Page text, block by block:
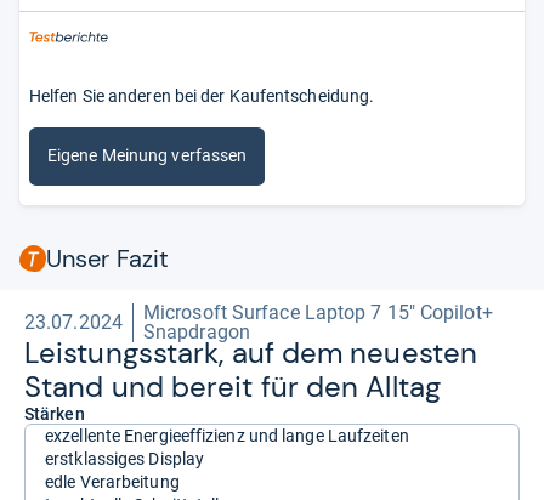
Helfen Sie anderen bei der Kaufentscheidung.
Eigene Meinung verfassen
Unser Fazit
23.07.2024
Microsoft Surface Laptop 7 15" Copilot+
Snapdragon
Leis­tungs­stark, auf dem neues­ten
Stand und bereit für den All­tag
Stärken
exzellente Energieeffizienz und lange Laufzeiten
erstklassiges Display
edle Verarbeitung